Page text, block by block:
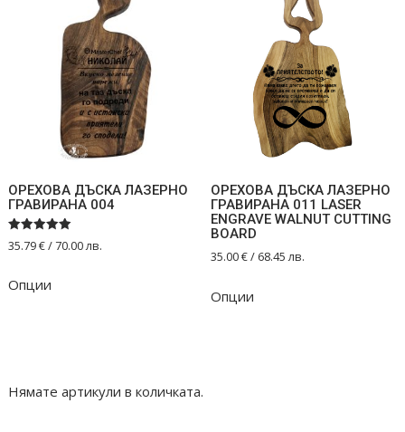
ОРЕХОВА ДЪСКА ЛАЗЕРНО
ГРАВИРАНА 004
Оценено на
5.00
35.79€/ 70.00 лв.
Опции
ОРЕХОВА ДЪСКА ЛАЗЕРНО
ГРАВИРАНА 011 LASER
ENGRAVE WALNUT CUTTING
BOARD
35.00€/ 68.45 лв.
Опции
Нямате артикули в количката.